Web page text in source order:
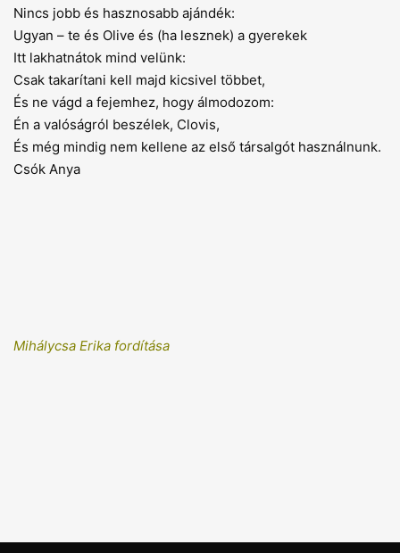
Nincs jobb és hasznosabb ajándék:
Ugyan – te és Olive és (ha lesznek) a gyerekek
Itt lakhatnátok mind velünk:
Csak takarítani kell majd kicsivel többet,
És ne vágd a fejemhez, hogy álmodozom:
Én a valóságról beszélek, Clovis,
És még mindig nem kellene az első társalgót használnunk.
Csók Anya
Mihálycsa Erika fordítása